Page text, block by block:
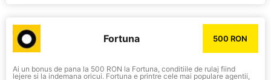
Fortuna 500 RON
Ai un bonus de pana la 500 RON la Fortuna, conditiile de rulaj fiind
lejere si la indemana oricui. Fortuna e printre cele mai populare agentii,